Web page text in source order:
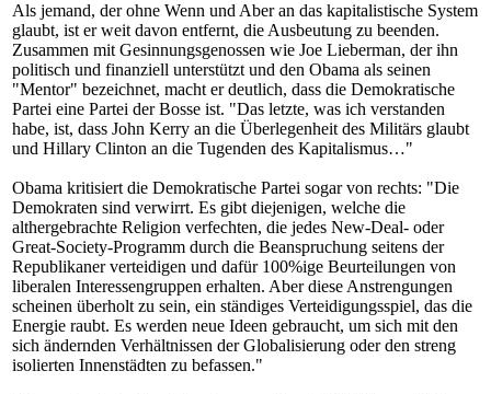
Als jemand, der ohne Wenn und Aber an das kapitalistische System
glaubt, ist er weit davon entfernt, die Ausbeutung zu beenden.
Zusammen mit Gesinnungsgenossen wie Joe Lieberman, der ihn
politisch und finanziell unterstützt und den Obama als seinen
"Mentor" bezeichnet, macht er deutlich, dass die Demokratische
Partei eine Partei der Bosse ist. "Das letzte, was ich verstanden
habe, ist, dass John Kerry an die Überlegenheit des Militärs glaubt
und Hillary Clinton an die Tugenden des Kapitalismus…"
Obama kritisiert die Demokratische Partei sogar von rechts: "Die
Demokraten sind verwirrt. Es gibt diejenigen, welche die
althergebrachte Religion verfechten, die jedes New-Deal- oder
Great-Society-Programm durch die Beanspruchung seitens der
Republikaner verteidigen und dafür 100%ige Beurteilungen von
liberalen Interessengruppen erhalten. Aber diese Anstrengungen
scheinen überholt zu sein, ein ständiges Verteidigungsspiel, das die
Energie raubt. Es werden neue Ideen gebraucht, um sich mit den
sich ändernden Verhältnissen der Globalisierung oder den streng
isolierten Innenstädten zu befassen."